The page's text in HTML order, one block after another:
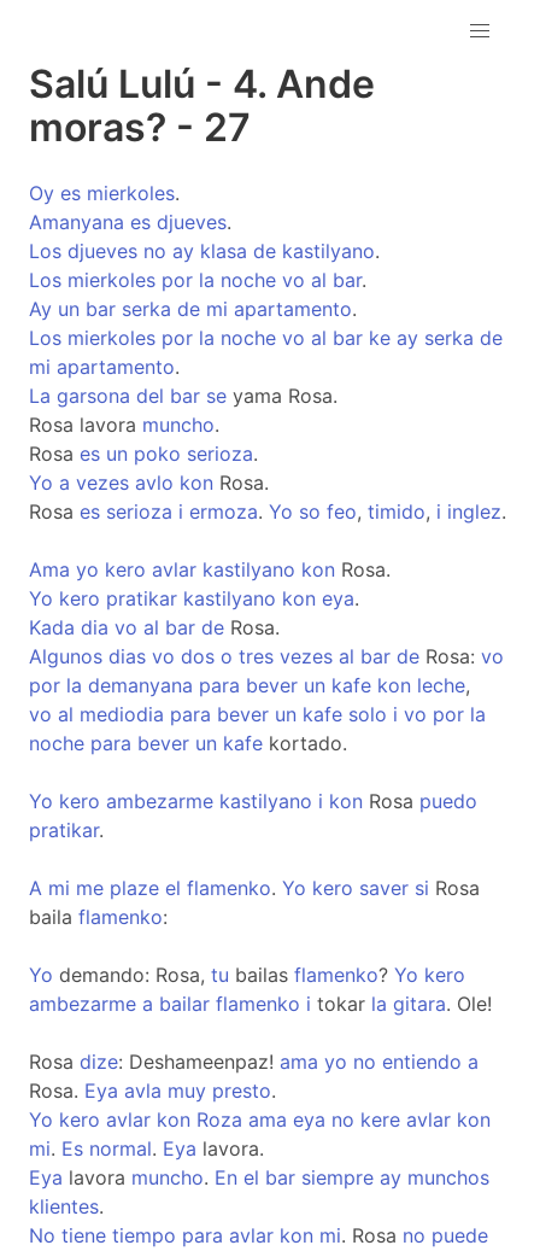
Salú Lulú - 4. Ande
moras? - 27
Oy es mierkoles.
Amanyana es djueves.
Los djueves no ay klasa de kastilyano.
Los mierkoles por la noche vo al bar.
Ay un bar serka de mi apartamento.
Los mierkoles por la noche vo al bar ke ay serka de
mi apartamento.
La garsona del bar se yama Rosa.
Rosa lavora muncho.
Rosa es un poko serioza.
Yo a vezes avlo kon Rosa.
Rosa es serioza i ermoza. Yo so feo, timido, i inglez.
Ama yo kero avlar kastilyano kon Rosa.
Yo kero pratikar kastilyano kon eya.
Kada dia vo al bar de Rosa.
Algunos dias vo dos o tres vezes al bar de Rosa: vo
por la demanyana para bever un kafe kon leche,
vo al mediodia para bever un kafe solo i vo por la
noche para bever un kafe kortado.
Yo kero ambezarme kastilyano i kon Rosa puedo
pratikar.
A mi me plaze el flamenko. Yo kero saver si Rosa
baila flamenko:
Yo demando: Rosa, tu bailas flamenko? Yo kero
ambezarme a bailar flamenko i tokar la gitara. Ole!
Rosa dize: Deshameenpaz! ama yo no entiendo a
Rosa. Eya avla muy presto.
Yo kero avlar kon Roza ama eya no kere avlar kon
mi. Es normal. Eya lavora.
Eya lavora muncho. En el bar siempre ay munchos
klientes.
No tiene tiempo para avlar kon mi. Rosa no puede